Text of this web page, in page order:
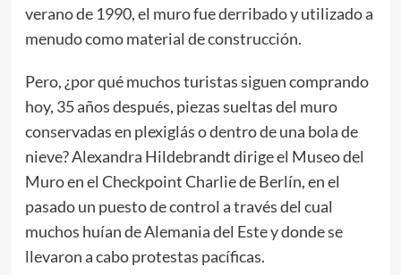
verano de 1990, el muro fue derribado y utilizado a
menudo como material de construcción.
Pero, ¿por qué muchos turistas siguen comprando
hoy, 35 años después, piezas sueltas del muro
conservadas en plexiglás o dentro de una bola de
nieve? Alexandra Hildebrandt dirige el Museo del
Muro en el Checkpoint Charlie de Berlín, en el
pasado un puesto de control a través del cual
muchos huían de Alemania del Este y donde se
llevaron a cabo protestas pacíficas.